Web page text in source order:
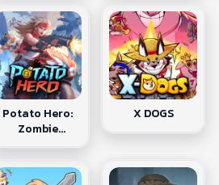
Potato Hero:
Zombie
X DOGS